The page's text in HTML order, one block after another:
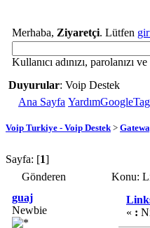
Merhaba, Ziyaretçi. Lütfen
Kullanıcı adınızı, parolanızı
Duyurular: Voip Destek
Ana Sayfa Yardım
Voip Turkiye - Voip Destek >
Sayfa: [1]
Gönderen
Konu:
guaj
Newbie
« :